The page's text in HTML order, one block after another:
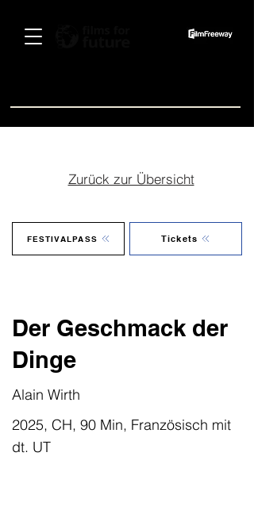
Zurück zur Übersicht
FESTIVALPASS Tickets
Der Geschmack der
Dinge
Alain Wirth
2025, CH, 90 Min, Französisch mit
dt. UT